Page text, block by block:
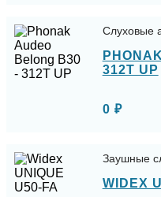
Слуховые
312T UP
0 ₽
Заушные
WIDEX